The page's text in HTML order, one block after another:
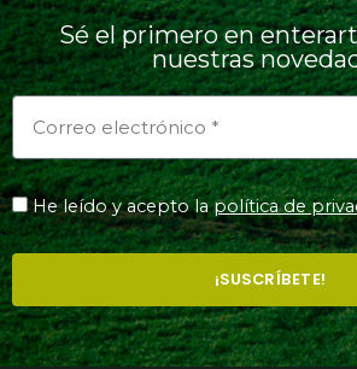
Sé el primero en
nuestras
He leído y acepto lapolítica de
¡SUSCRÍBETE!